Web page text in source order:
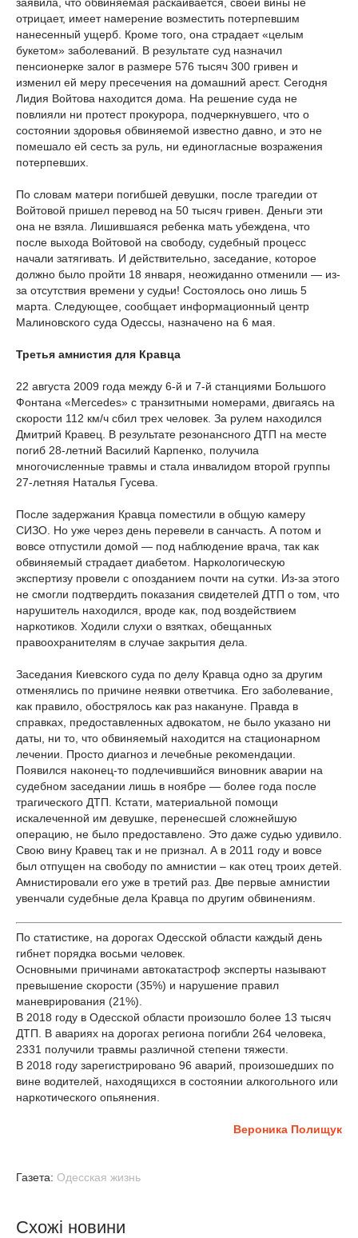
отрицает, имеет намерение возместить потерпевшим
нанесенный ущерб. Кроме того, она страдает «целым
букетом» заболеваний. В результате суд назначил
пенсионерке залог в размере 576 тысяч 300 гривен и
изменил ей меру пресечения на домашний арест. Сегодня
Лидия Войтова находится дома. На решение суда не
повлияли ни протест прокурора, подчеркнувшего, что о
состоянии здоровья обвиняемой известно давно, и это не
помешало ей сесть за руль, ни единогласные возражения
потерпевших.
По словам матери погибшей девушки, после трагедии от
Войтовой пришел перевод на 50 тысяч гривен. Деньги эти
она не взяла. Лишившаяся ребенка мать убеждена, что
после выхода Войтовой на свободу, судебный процесс
начали затягивать. И действительно, заседание, которое
должно было пройти 18 января, неожиданно отменили — из-
за отсутствия времени у судьи! Состоялось оно лишь 5
марта. Следующее, сообщает информационный центр
Малиновского суда Одессы, назначено на 6 мая.
Третья амнистия для Кравца
22 августа 2009 года между 6-й и 7-й станциями Большого
Фонтана «Mercedes» с транзитными номерами, двигаясь на
скорости 112 км/ч сбил трех человек. За рулем находился
Дмитрий Кравец. В результате резонансного ДТП на месте
погиб 28-летний Василий Карпенко, получила
многочисленные травмы и стала инвалидом второй группы
27-летняя Наталья Гусева.
После задержания Кравца поместили в общую камеру
СИЗО. Но уже через день перевели в санчасть. А потом и
вовсе отпустили домой — под наблюдение врача, так как
обвиняемый страдает диабетом. Наркологическую
экспертизу провели с опозданием почти на сутки. Из-за этого
не смогли подтвердить показания свидетелей ДТП о том, что
нарушитель находился, вроде как, под воздействием
наркотиков. Ходили слухи о взятках, обещанных
правоохранителям в случае закрытия дела.
Заседания Киевского суда по делу Кравца одно за другим
отменялись по причине неявки ответчика. Его заболевание,
как правило, обострялось как раз накануне. Правда в
справках, предоставленных адвокатом, не было указано ни
даты, ни то, что обвиняемый находится на стационарном
лечении. Просто диагноз и лечебные рекомендации.
Появился наконец-то подлечившийся виновник аварии на
судебном заседании лишь в ноябре — более года после
трагического ДТП. Кстати, материальной помощи
искалеченной им девушке, перенесшей сложнейшую
операцию, не было предоставлено. Это даже судью удивило.
Свою вину Кравец так и не признал. А в 2011 году и вовсе
был отпущен на свободу по амнистии – как отец троих детей.
Амнистировали его уже в третий раз. Две первые амнистии
увенчали судебные дела Кравца по другим обвинениям.
По статистике, на дорогах Одесской области каждый день
гибнет порядка восьми человек.
Основными причинами автокатастроф эксперты называют
превышение скорости (35%) и нарушение правил
маневрирования (21%).
В 2018 году в Одесской области произошло более 13 тысяч
ДТП. В авариях на дорогах региона погибли 264 человека,
2331 получили травмы различной степени тяжести.
В 2018 году зарегистрировано 96 аварий, произошедших по
вине водителей, находящихся в состоянии алкогольного или
наркотического опьянения.
Вероника Полищук
Газета: Одесская жизнь
Схожі новини